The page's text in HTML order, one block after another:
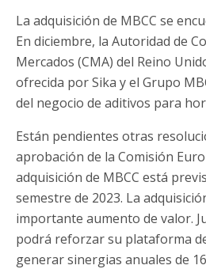
La adquisición de MBCC se
En diciembre, la Autoridad de
Mercados (CMA) del Reino
ofrecida por Sika y el Grupo
del negocio de aditivos para
Están pendientes otras
aprobación de la Comisión
adquisición de MBCC está
semestre de 2023. La
importante aumento de valor.
podrá reforzar su plataforma
generar sinergias anuales de